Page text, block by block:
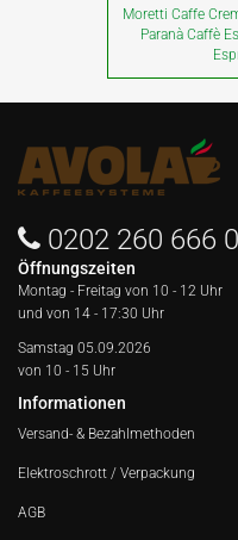
Moretti Caffe
Paranà Caffè
0202 260 666 0
Öffnungszeiten
Montag - Freitag von 10 - 12 Uhr
und von 14 - 17:30 Uhr
Samstag 05.09.2026
von 10 - 15 Uhr
Informationen
Versand- & Bezahlmethoden
Elektroschrott / Verpackung
AGB